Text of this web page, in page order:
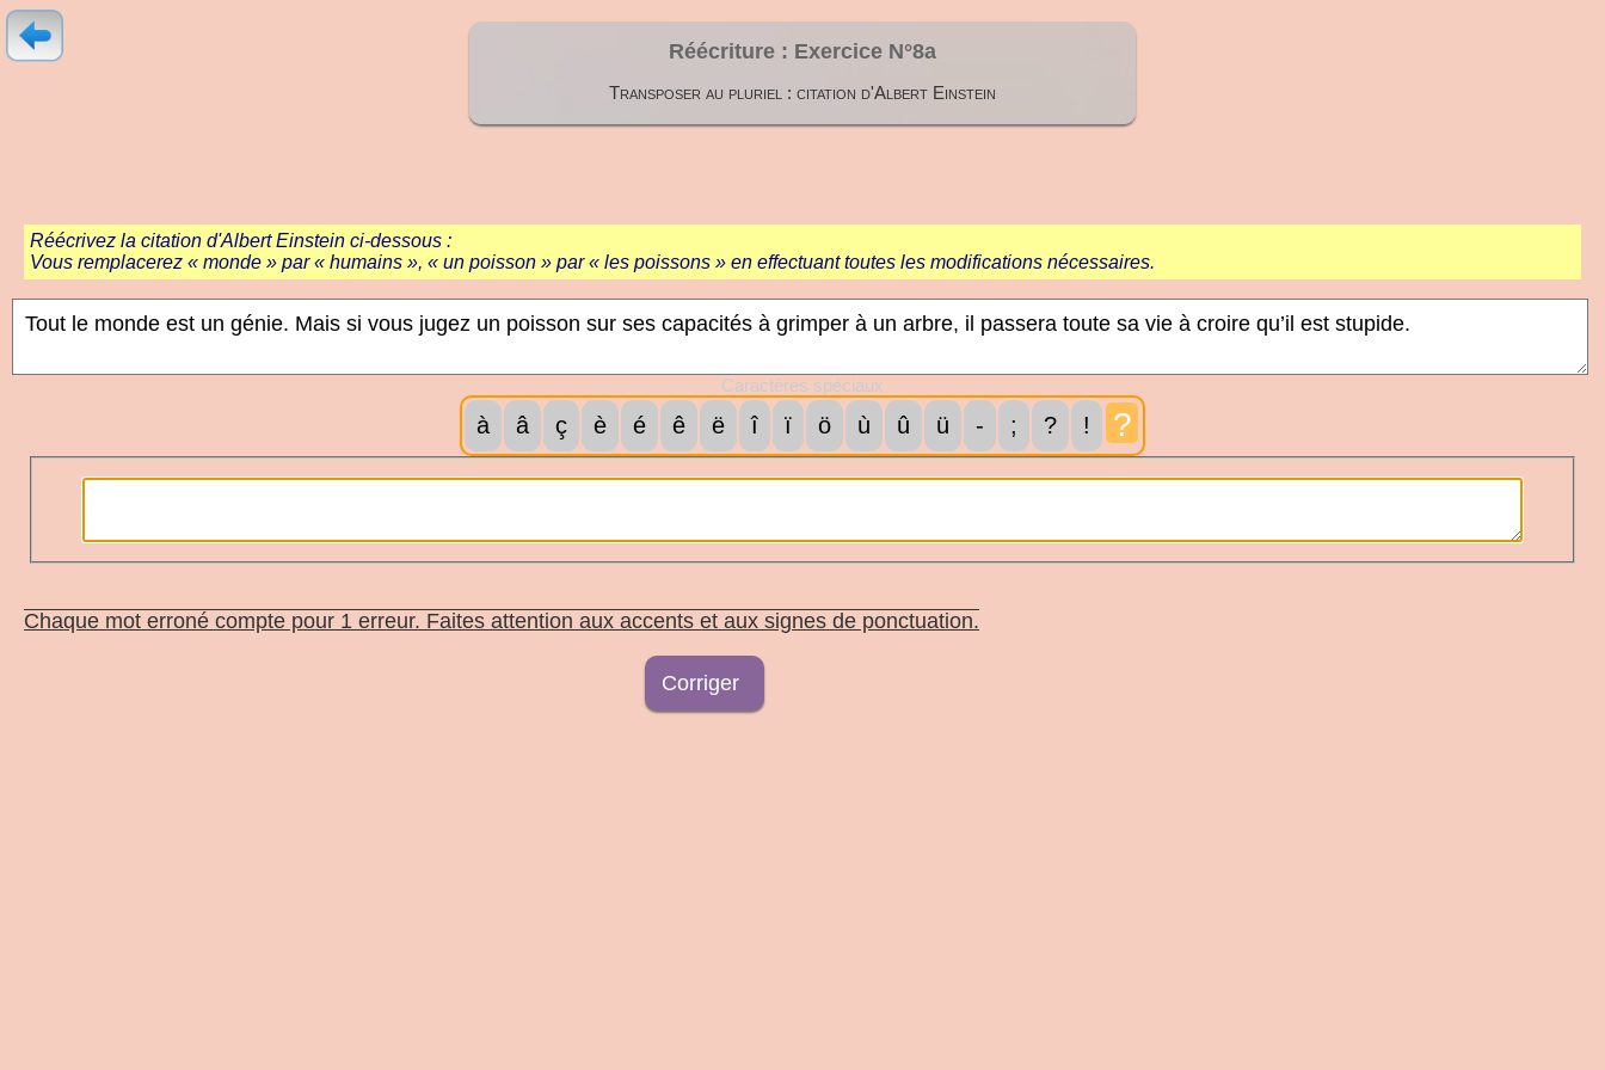
Réécriture : Exercice N°8a
Transposer au pluriel : citation d'Albert Einstein
Réécrivez la citation d'Albert Einstein ci-dessous :
Vous remplacerez « monde » par « humains », « un poisson » par « les poissons » en effectuant toutes les modifications nécessaires.
Caractères spéciaux
à â ç è é ê ë î ï ö ù û ü - ; ? ! ?
Chaque mot erroné compte pour 1 erreur. Faites attention aux accents et aux signes de ponctuation.